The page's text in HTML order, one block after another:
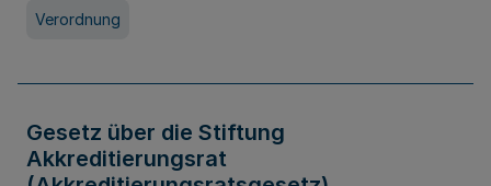
Verordnung
Gesetz über die Stiftung
Akkreditierungsrat